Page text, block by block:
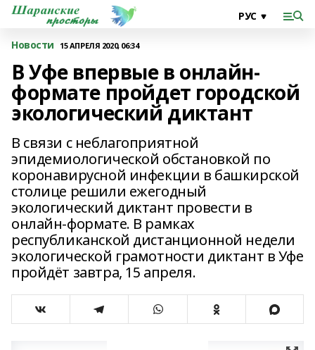
Новости 15 АПРЕЛЯ 2020, 06:34
В Уфе впервые в онлайн-
формате пройдет городской
экологический диктант
В связи с неблагоприятной
эпидемиологической обстановкой по
коронавирусной инфекции в башкирской
столице решили ежегодный
экологический диктант провести в
онлайн-формате. В рамках
республиканской дистанционной недели
экологической грамотности диктант в Уфе
пройдёт завтра, 15 апреля.